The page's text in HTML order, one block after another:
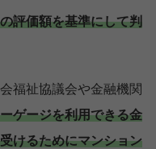
評価額を基準にして判
福祉協議会や金融機関
ゲージを利用できる金
けるためにマンション